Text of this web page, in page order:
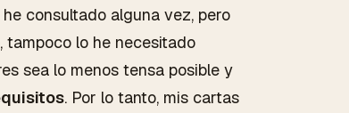
consultado alguna vez, pero
tampoco lo he necesitado
sea lo menos tensa posible y
. Por lo tanto, mis cartas